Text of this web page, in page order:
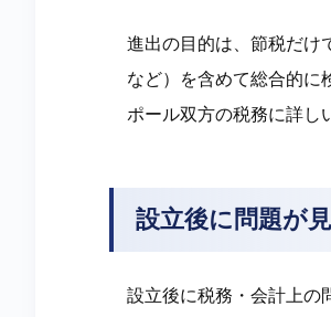
進出の目的は、節税だけ
など）を含めて総合的に
ポール双方の税務に詳し
設立後に問題が
設立後に税務・会計上の